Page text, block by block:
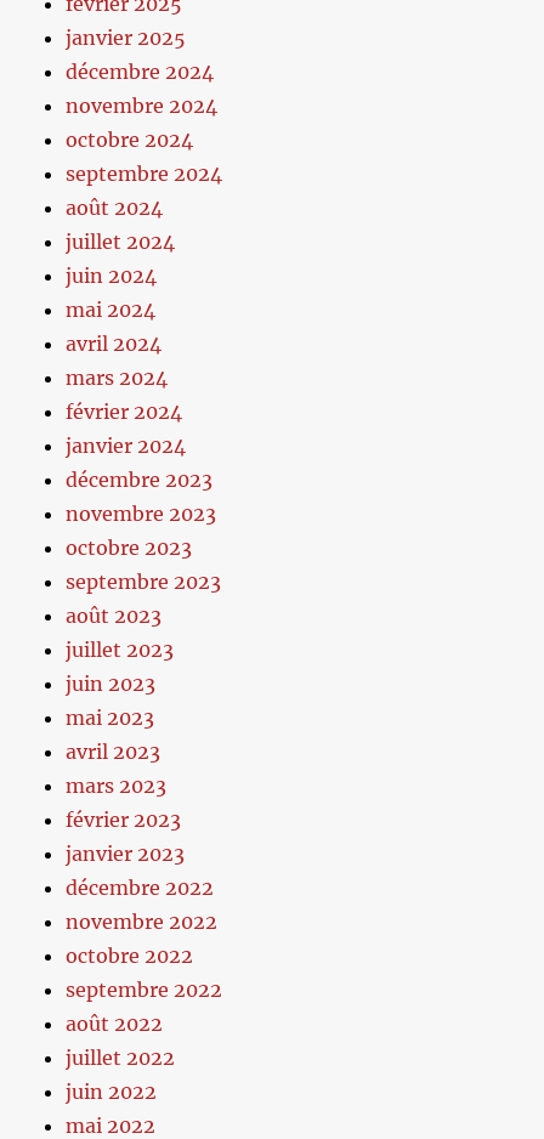
janvier 2025
décembre 2024
novembre 2024
octobre 2024
septembre 2024
août 2024
juillet 2024
juin 2024
mai 2024
avril 2024
mars 2024
février 2024
janvier 2024
décembre 2023
novembre 2023
octobre 2023
septembre 2023
août 2023
juillet 2023
juin 2023
mai 2023
avril 2023
mars 2023
février 2023
janvier 2023
décembre 2022
novembre 2022
octobre 2022
septembre 2022
août 2022
juillet 2022
juin 2022
mai 2022